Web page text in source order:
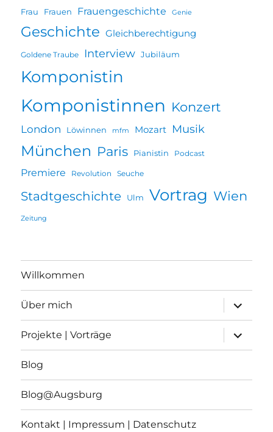
Frau Frauen Frauengeschichte Genie
Geschichte Gleichberechtigung
Goldene Traube Interview Jubiläum
Komponistin
Komponistinnen Konzert
London Löwinnen mfm Mozart Musik
München Paris Pianistin Podcast
Premiere Revolution Seuche
Stadtgeschichte Ulm Vortrag Wien
Zeitung
Willkommen
Über mich
öffnen
Projekte | Vorträge
öffnen
Blog
Blog@Augsburg
Kontakt | Impressum | Datenschutz